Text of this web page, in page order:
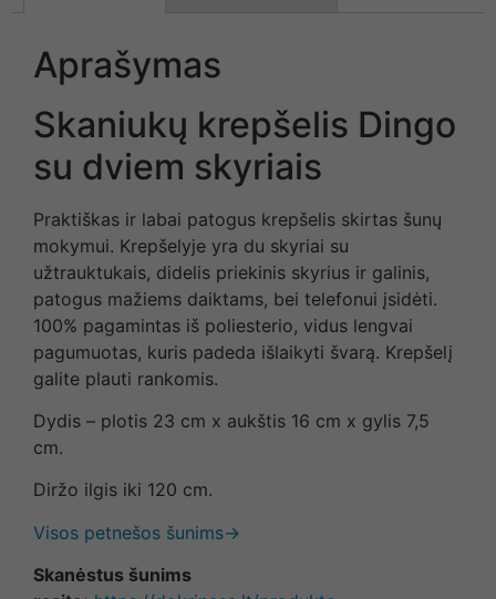
Aprašymas
Skaniukų krepšelis Dingo
su dviem skyriais
Praktiškas ir labai patogus krepšelis skirtas šunų
mokymui. Krepšelyje yra du skyriai su
užtrauktukais, didelis priekinis skyrius ir galinis,
patogus mažiems daiktams, bei telefonui įsidėti.
100% pagamintas iš poliesterio, vidus lengvai
pagumuotas, kuris padeda išlaikyti švarą. Krepšelį
galite plauti rankomis.
Dydis – plotis 23 cm x aukštis 16 cm x gylis 7,5
cm.
Diržo ilgis iki 120 cm.
Visos petnešos šunims→
Skanėstus šunims